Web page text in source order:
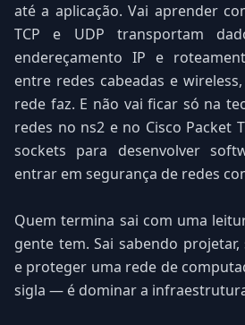
até a aplicação. Vai aprender
TCP e UDP transportam
endereçamento IP e
entre redes cabeadas e
rede faz. E não vai ficar só na
redes no ns2 e no Cisco Packet
sockets para desenvolver
entrar em segurança de redes
Quem termina sai com uma
gente tem. Sai sabendo
e proteger uma rede de
sigla — é dominar a